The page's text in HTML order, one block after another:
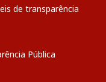
de transparência
Pública